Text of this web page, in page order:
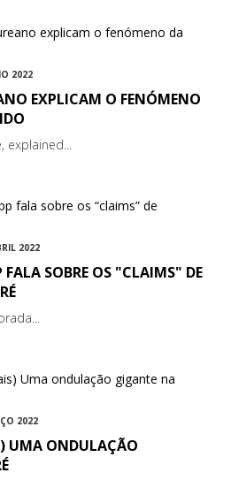
2022
EXPLICAM O FENÓMENO
explained...
2022
SOBRE OS "CLAIMS" DE
2022
UMA ONDULAÇÃO